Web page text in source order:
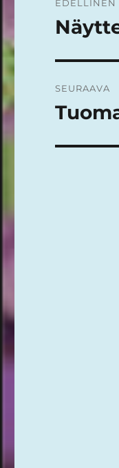
selaus
EDELLINEN
Edellinen
SEURAAVA
Seuraava